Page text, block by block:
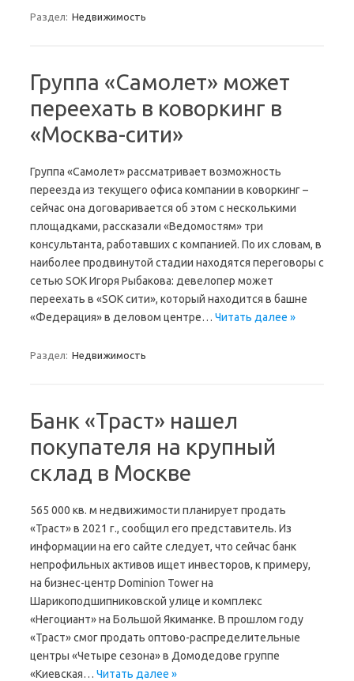
Раздел: Недвижимость
Группа «Самолет» может
переехать в коворкинг в
«Москва-сити»
Группа «Самолет» рассматривает возможность
переезда из текущего офиса компании в коворкинг –
сейчас она договаривается об этом с несколькими
площадками, рассказали «Ведомостям» три
консультанта, работавших с компанией. По их словам, в
наиболее продвинутой стадии находятся переговоры с
сетью SOK Игоря Рыбакова: девелопер может
переехать в «SOK сити», который находится в башне
«Федерация» в деловом центре… Читать далее »
Раздел: Недвижимость
Банк «Траст» нашел
покупателя на крупный
склад в Москве
565 000 кв. м недвижимости планирует продать
«Траст» в 2021 г., сообщил его представитель. Из
информации на его сайте следует, что сейчас банк
непрофильных активов ищет инвесторов, к примеру,
на бизнес-центр Dominion Tower на
Шарикоподшипниковской улице и комплекс
«Негоциант» на Большой Якиманке. В прошлом году
«Траст» смог продать оптово-распределительные
центры «Четыре сезона» в Домодедове группе
«Киевская… Читать далее »